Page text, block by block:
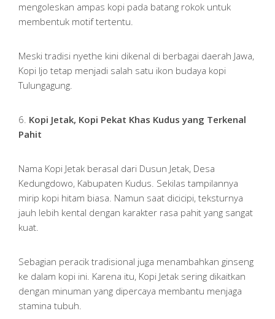
mengoleskan ampas kopi pada batang rokok untuk
membentuk motif tertentu.
Meski tradisi nyethe kini dikenal di berbagai daerah Jawa,
Kopi Ijo tetap menjadi salah satu ikon budaya kopi
Tulungagung.
6. Kopi Jetak, Kopi Pekat Khas Kudus yang Terkenal
Pahit
Nama Kopi Jetak berasal dari Dusun Jetak, Desa
Kedungdowo, Kabupaten Kudus. Sekilas tampilannya
mirip kopi hitam biasa. Namun saat dicicipi, teksturnya
jauh lebih kental dengan karakter rasa pahit yang sangat
kuat.
Sebagian peracik tradisional juga menambahkan ginseng
ke dalam kopi ini. Karena itu, Kopi Jetak sering dikaitkan
dengan minuman yang dipercaya membantu menjaga
stamina tubuh.